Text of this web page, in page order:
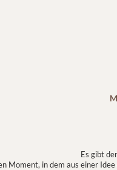
Es gibt
Moment, in dem aus einer Idee